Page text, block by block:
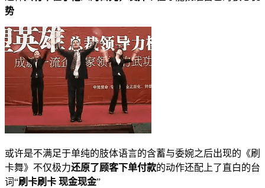
势
或许是不满足于单纯的肢体语言的含蓄与委婉之后出现的《刷
卡舞》不仅极力还原了顾客下单付款的动作还配上了直白的台
词“刷卡刷卡 现金现金”